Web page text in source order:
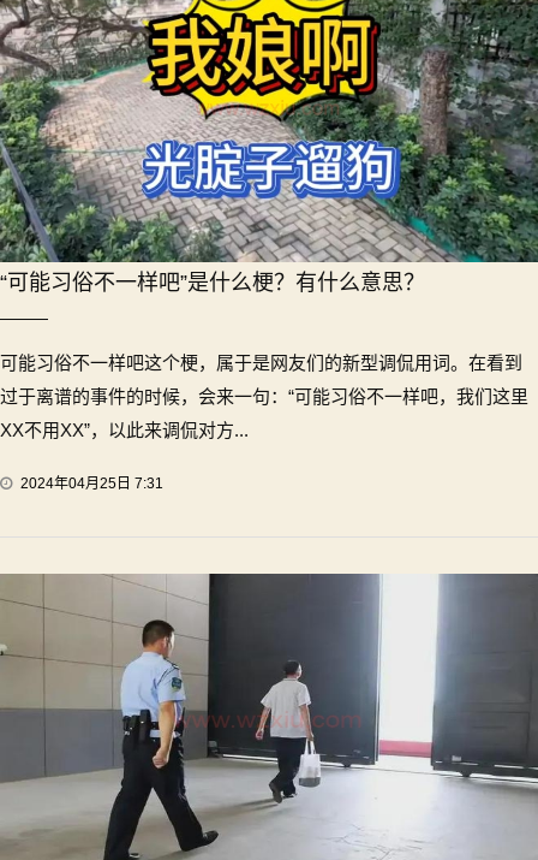
“可能习俗不一样吧”是什么梗？有什么意思？
可能习俗不一样吧这个梗，属于是网友们的新型调侃用词。在看到
过于离谱的事件的时候，会来一句：“可能习俗不一样吧，我们这里
XX不用XX”，以此来调侃对方...
2024年04月25日 7:31